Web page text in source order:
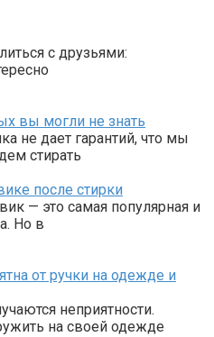
с друзьями:
вы могли не знать
не дает гарантий, что мы
стирать
после стирки
— это самая популярная и
Но в
от ручки на одежде и
неприятности.
на своей одежде